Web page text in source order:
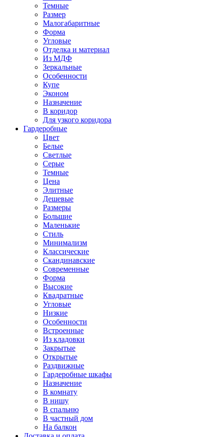
Темные
Размер
Малогабаритные
Форма
Угловые
Отделка и материал
Из МДФ
Зеркальные
Особенности
Купе
Эконом
Назначение
В коридор
Для узкого коридора
Гардеробные
Цвет
Белые
Светлые
Серые
Темные
Цена
Элитные
Дешевые
Размеры
Большие
Маленькие
Стиль
Минимализм
Классические
Скандинавские
Современные
Форма
Высокие
Квадратные
Угловые
Низкие
Особенности
Встроенные
Из кладовки
Закрытые
Открытые
Раздвижные
Гардеробные шкафы
Назначение
В комнату
В нишу
В спальню
В частный дом
На балкон